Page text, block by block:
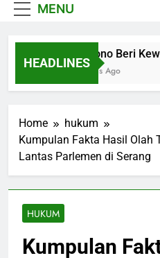
MENU
HEADLINES
Pramono Beri
4 Months Ago
Home
hukum
Kumpulan Fakta Hasil Olah
Lantas Parlemen di Serang
HUKUM
Kumpulan